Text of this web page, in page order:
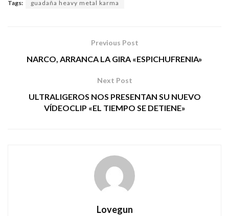
Tags: guadaña heavy metal karma
Previous Post
NARCO, ARRANCA LA GIRA «ESPICHUFRENIA»
Next Post
ULTRALIGEROS NOS PRESENTAN SU NUEVO
VÍDEOCLIP «EL TIEMPO SE DETIENE»
Lovegun